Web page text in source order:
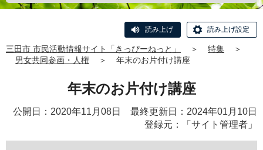
読み上げ 読み上げ設定
三田市 市民活動情報サイト「きっぴーねっと」 ＞ 特集
＞
男女共同参画・人権
＞ 年末のお片付け講座
年末のお片付け講座
公開日：2020年11月08日 最終更新日：2024年01月10日
登録元：「サイト管理者」